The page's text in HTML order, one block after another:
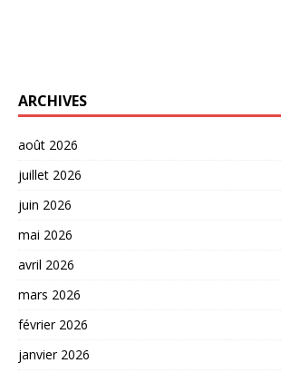
ARCHIVES
août 2026
juillet 2026
juin 2026
mai 2026
avril 2026
mars 2026
février 2026
janvier 2026